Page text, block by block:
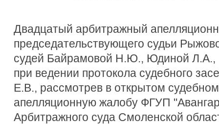
Двадцатый арбитражный
председательствующего судьи
судей Байрамовой Н.Ю., Юдиной Л.А.,
при ведении протокола судебного
Е.В., рассмотрев в открытом
апелляционную жалобу ФГУП
Арбитражного суда Смоленской